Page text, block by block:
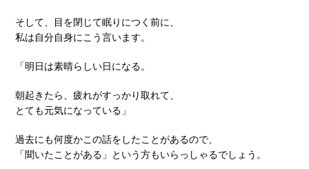
そして、目を閉じて眠りにつく前に、
私は自分自身にこう言います。
「明日は素晴らしい日になる。
朝起きたら、疲れがすっかり取れて、
とても元気になっている」
過去にも何度かこの話をしたことがあるので、
「聞いたことがある」という方もいらっしゃるでしょう。